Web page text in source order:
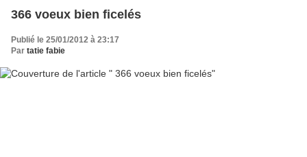
366 voeux bien ficelés
Publié le 25/01/2012 à 23:17
Par tatie fabie